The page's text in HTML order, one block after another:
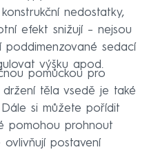
nedostatky,
efekt snižují – nejsou
poddimenzované sedací
výšku apod.
pomůckou pro
těla vsedě je také
Dále si můžete pořídit
pomohou prohnout
postavení